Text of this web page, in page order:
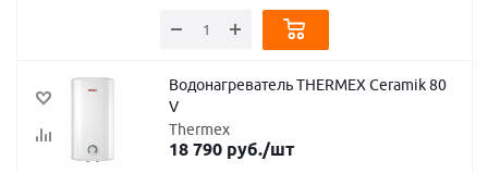
Водонагреватель THERMEX Ceramik 80
V
Thermex
18 790руб./шт